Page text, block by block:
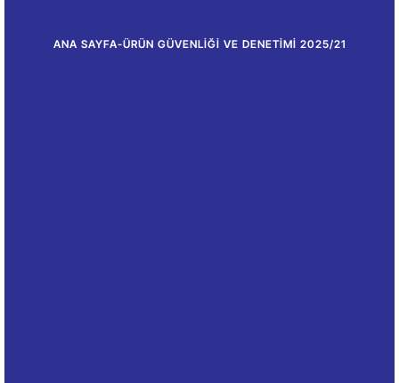
ANA SAYFA-ÜRÜN GÜVENLIĞI VE DENETIMI 2025/21